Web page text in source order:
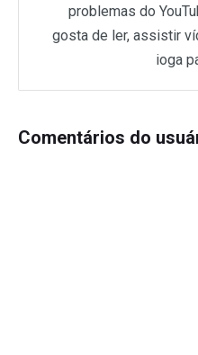
problemas do
gosta de ler, assistir
ioga
Comentários do